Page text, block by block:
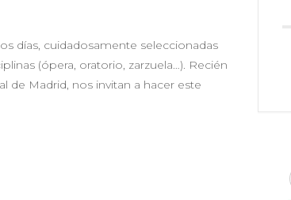
días, cuidadosamente seleccionadas
(ópera, oratorio, zarzuela…). Recién
de Madrid, nos invitan a hacer este